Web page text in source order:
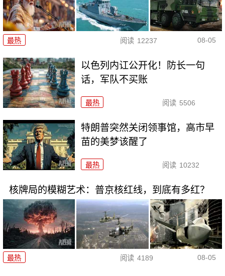
最热 阅读 12237 08-05
以色列内讧公开化！防长一句
话，军队不买账
最热 阅读 5506
特朗普突然关闭领事馆，高市早
苗的美梦该醒了
最热 阅读 10232
核牌局的模糊艺术：普京核红线，到底有多红？
最热 阅读 4189 08-05